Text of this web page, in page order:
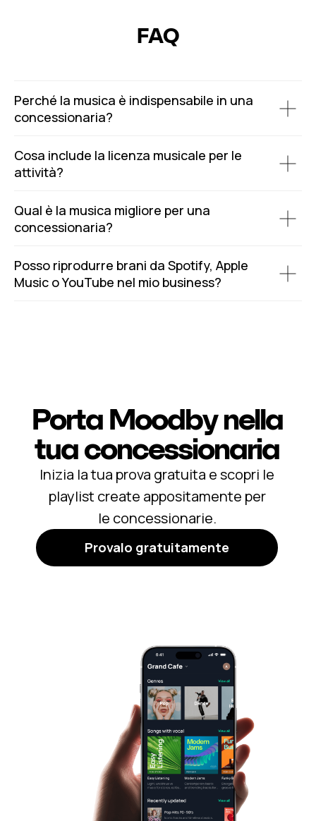
FAQ
Perché la musica è indispensabile in una
concessionaria?
Cosa include la licenza musicale per le
attività?
Qual è la musica migliore per una
concessionaria?
Posso riprodurre brani da Spotify, Apple
Music o YouTube nel mio business?
Porta Moodbynella
tua concessionaria
Inizia la tua prova gratuita e scopri le
playlist create appositamente per
le concessionarie.
Provalo gratuitamente